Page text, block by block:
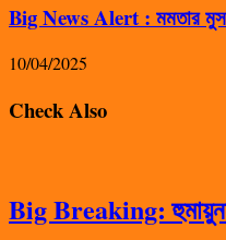
Big News Alert : মমতার
10/04/2025
Check Also
Big Breaking: